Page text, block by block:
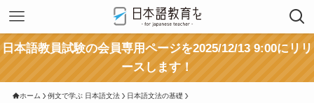
日本語教員試験の会員専用ページを2025/12/13 9:00にリリ
ースします！
ホーム 例文で学ぶ 日本語文法 日本語文法の基礎